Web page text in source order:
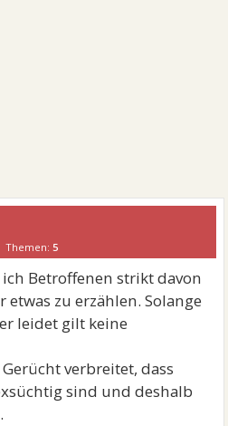
Themen:5
Betroffenen strikt davon
zu erzählen. Solange
leidet gilt keine
verbreitet, dass
sind und deshalb